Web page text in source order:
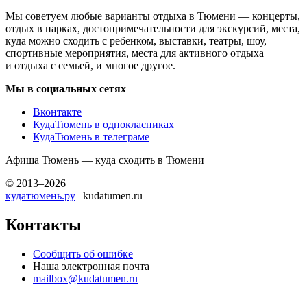
Мы советуем любые варианты отдыха в Тюмени — концерты,
отдых в парках, достопримечательности для экскурсий, места,
куда можно сходить с ребенком, выставки, театры, шоу,
спортивные мероприятия, места для активного отдыха
и отдыха с семьей, и многое другое.
Мы в социальных сетях
Вконтакте
КудаТюмень в однокласниках
КудаТюмень в телеграме
Афиша Тюмень — куда сходить в Тюмени
© 2013–2026
кудатюмень.ру | kudatumen.ru
Контакты
Сообщить об ошибке
Наша электронная почта
mailbox@kudatumen.ru